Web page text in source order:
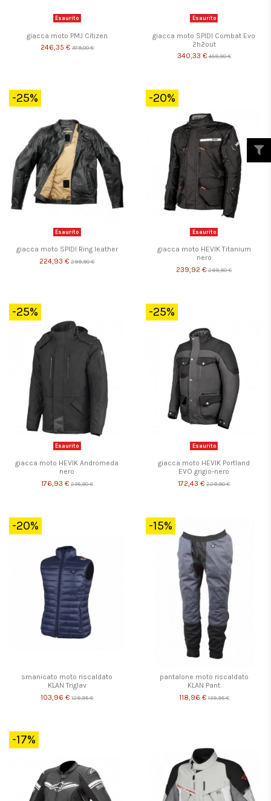
Esaurito
giacca moto PMJ Citizen
246,35 € 379,00 €
Esaurito
giacca moto SPIDI Combat Evo
2h2out
340,33 € 459,90 €
-25%
Esaurito
giacca moto SPIDI Ring leather
224,93 € 299,90 €
-20%
Esaurito
giacca moto HEVIK Titanium
nero
239,92 € 299,90 €
-25%
Esaurito
giacca moto HEVIK Andromeda
nero
176,93 € 235,90 €
-25%
Esaurito
giacca moto HEVIK Portland
EVO grigio-nero
172,43 € 229,90 €
-20%
smanicato moto riscaldato
KLAN Triglav
103,96 € 129,95 €
-15%
pantalone moto riscaldato
KLAN Pant
118,96 € 139,95 €
-17%